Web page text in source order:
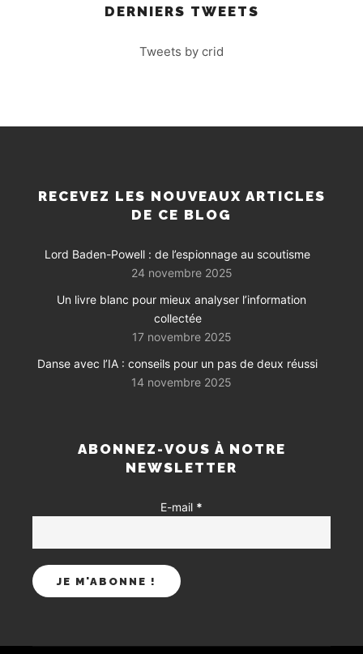
DERNIERS TWEETS
Tweets by crid
RECEVEZ LES NOUVEAUX ARTICLES
DE CE BLOG
Lord Baden-Powell : de l’espionnage au scoutisme
24 novembre 2025
Un livre blanc pour mieux analyser l’information
collectée
17 novembre 2025
Danse avec l’IA : conseils pour un pas de deux réussi
14 novembre 2025
ABONNEZ-VOUS À NOTRE
NEWSLETTER
E-mail *